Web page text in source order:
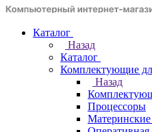
Каталог
Назад
Каталог
Комплектующие
Назад
Процессоры